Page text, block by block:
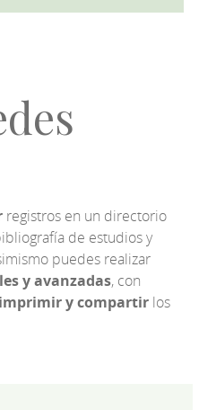
registros en un directorio
de estudios y
puedes realizar
y avanzadas, con
imprimir y compartir los